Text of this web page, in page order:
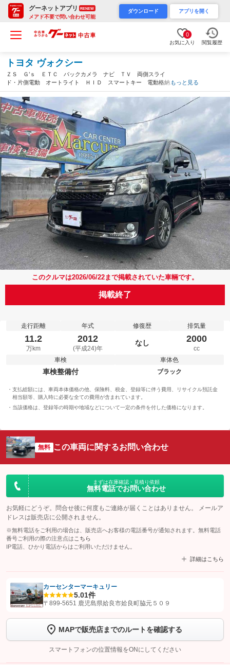
グーネットアプリ RENEW
メアド不要で問い合わせ可能
ダウンロード アプリを開く
0
お気に入り 閲覧履歴
トヨタ ヴォクシー
ＺＳ Ｇ’ｓ ＥＴＣ バックカメラ ナビ ＴＶ 両側スライ
ド・片側電動 オートライト ＨＩＤ スマートキー 電動格納ミ
ラー ３列シート ウォークスルー ＣＶＴ アルミホイール Ｃ
Ｄ ＤＶＤ再生 ＵＳＢ（鹿児島県）
もっと見る
このクルマは2026/06/22まで掲載されていた車輛です。
掲載終了
走行距離
11.2
万km
年式
2012
(平成24)年
修復歴
なし
排気量
2000
cc
車検
車検整備付
車体色
ブラック
支払総額には、車両本体価格の他、保険料、税金、登録等に伴う費用、リサイクル預託金
相当額等、購入時に必要な全ての費用が含まれています。
当該価格は、登録等の時期や地域などについて一定の条件を付した価格になります。
無料 この車両に関するお問い合わせ
まずは在庫確認・見積り依頼
無料電話でお問い合わせ
お気軽にどうぞ。問合せ後に何度もご連絡が届くことはありません。 メールア
ドレスは販売店に公開されません。
※無料電話をご利用の場合は、販売店へお客様の電話番号が通知されます。無料電話
番号ご利用の際の注意点は こちら
IP電話、ひかり電話からはご利用いただけません。
詳細はこちら
【STEP1】認証画面でグーネットを友だち追加してから「許可する」ボタンを押
トーク画面で
ボタンをタップして問い合わせを
完了してください。
こちら
カーセンターマーキュリー
5.01件
〒899-5651 鹿児島県姶良市姶良町脇元５０９
MAPで販売店までのルートを確認する
スマートフォンの位置情報をONにしてください